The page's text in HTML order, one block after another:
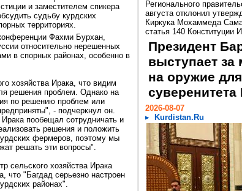
и заместителем спикера
судьбу курдских
территориях.
Фахми Бурхан,
относительно нерешенных
в спорных районах, особенно в
хозяйства Ирака, что видим
решения проблем. Однако на
по решению проблем или
- подчеркнул он.
пообещал сотрудничать и
решения и положить
фермеров, поэтому мы
решать эти вопросы".
сельского хозяйства Ирака
что "Багдад серьезно настроен
районах".
Регионального
августа отклонил
Киркука Мохаммеда
статья 140 Конституции
Президент
выступает
на оружие
суверенитета
2026-08-07
Kurdistan.Ru